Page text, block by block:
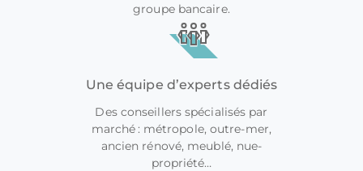
groupe bancaire.
Une équipe d’experts dédiés
Des conseillers spécialisés par
marché : métropole, outre-mer,
ancien rénové, meublé, nue-
propriété…